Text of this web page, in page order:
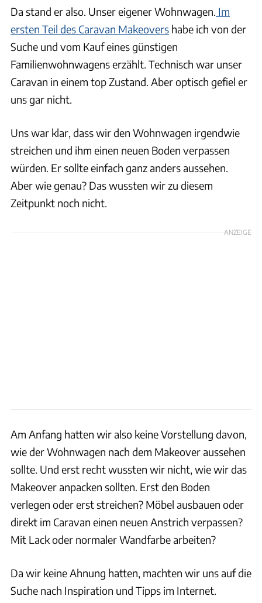
Da stand er also. Unser eigener Wohnwagen. Im
ersten Teil des Caravan Makeovers habe ich von der
Suche und vom Kauf eines günstigen
Familienwohnwagens erzählt. Technisch war unser
Caravan in einem top Zustand. Aber optisch gefiel er
uns gar nicht.
Uns war klar, dass wir den Wohnwagen irgendwie
streichen und ihm einen neuen Boden verpassen
würden. Er sollte einfach ganz anders aussehen.
Aber wie genau? Das wussten wir zu diesem
Zeitpunkt noch nicht.
ANZEIGE
Am Anfang hatten wir also keine Vorstellung davon,
wie der Wohnwagen nach dem Makeover aussehen
sollte. Und erst recht wussten wir nicht, wie wir das
Makeover anpacken sollten. Erst den Boden
verlegen oder erst streichen? Möbel ausbauen oder
direkt im Caravan einen neuen Anstrich verpassen?
Mit Lack oder normaler Wandfarbe arbeiten?
Da wir keine Ahnung hatten, machten wir uns auf die
Suche nach Inspiration und Tipps im Internet.